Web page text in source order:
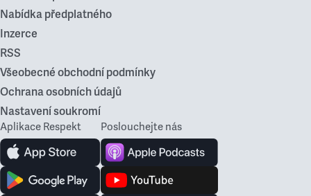
Nabídka předplatného
Inzerce
RSS
Všeobecné obchodní podmínky
Ochrana osobních údajů
Nastavení soukromí
Aplikace Respekt Poslouchejte nás